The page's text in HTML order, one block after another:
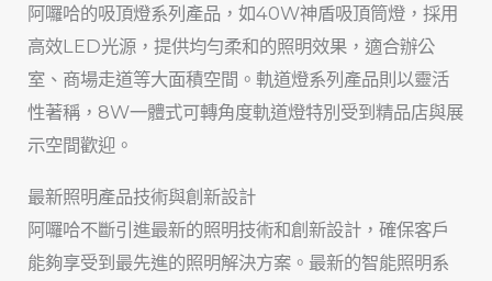
阿囉哈的吸頂燈系列產品，如40W神盾吸頂筒燈，採用
高效LED光源，提供均勻柔和的照明效果，適合辦公
室、商場走道等大面積空間。軌道燈系列產品則以靈活
性著稱，8W一體式可轉角度軌道燈特別受到精品店與展
示空間歡迎。
最新照明產品技術與創新設計
阿囉哈不斷引進最新的照明技術和創新設計，確保客戶
能夠享受到最先進的照明解決方案。最新的智能照明系